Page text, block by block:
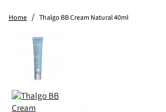
Home Thalgo BB Cream Natural 40ml